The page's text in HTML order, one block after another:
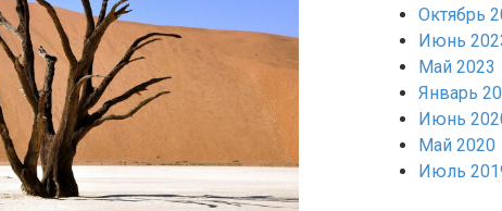
Октябрь
Июнь
Май 2023
Январь
Июнь
Май 2020
Июль